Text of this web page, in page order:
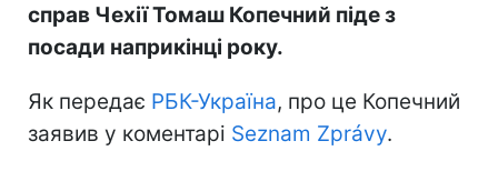
справ Чехії Томаш Копечний піде з
посади наприкінці року.
Як передає РБК-Україна, про це Копечний
заявив у коментарі Seznam Zprávy.